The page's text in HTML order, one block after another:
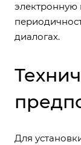
электронную
диалогах.
Для